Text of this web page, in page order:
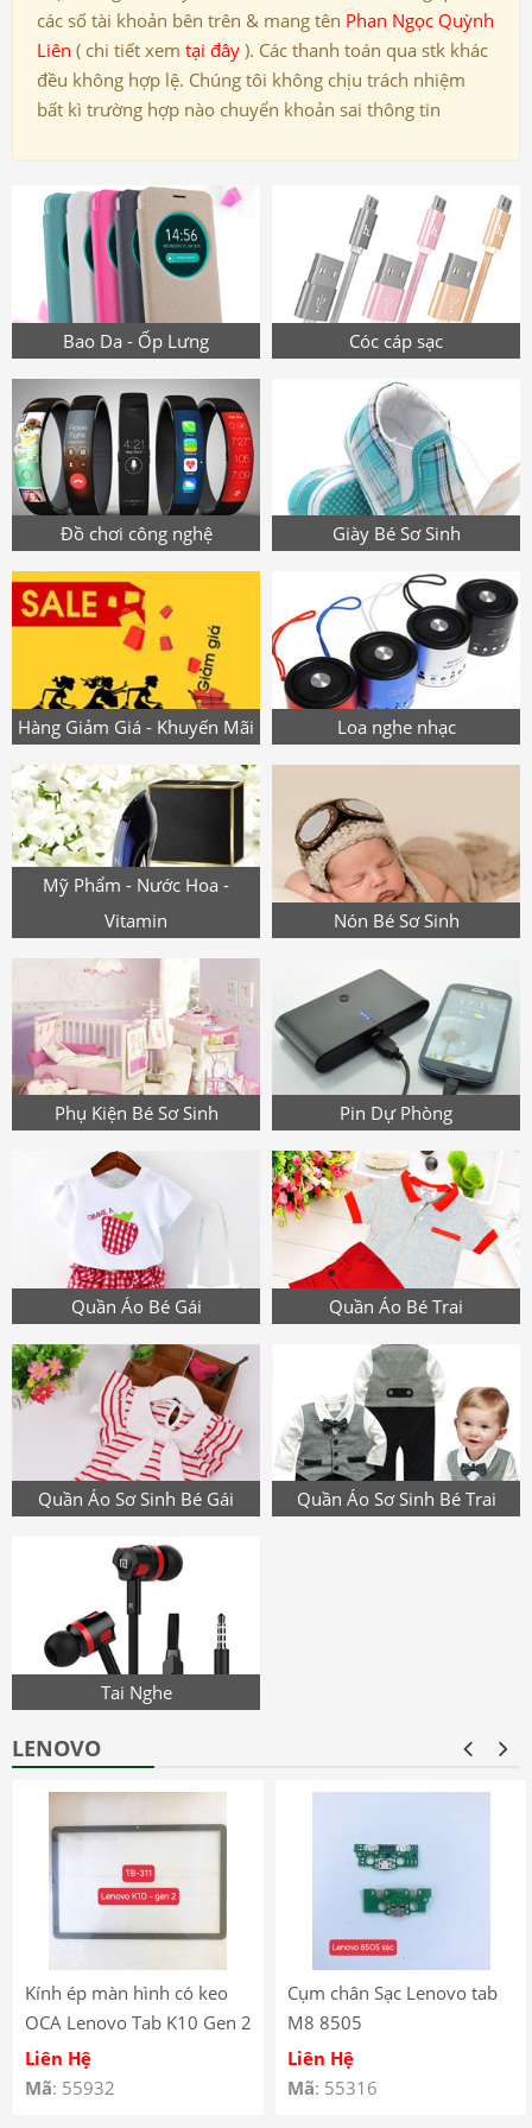
các số tài khoản bên trên & mang tên Phan Ngọc Quỳnh
Liên ( chi tiết xem tại đây ). Các thanh toán qua stk khác
đều không hợp lệ. Chúng tôi không chịu trách nhiệm
bất kì trường hợp nào chuyển khoản sai thông tin
Bao Da - Ốp Lưng Cóc cáp sạc
Đồ chơi công nghệ Giày Bé Sơ Sinh
Hàng Giảm Giá - Khuyến Mãi Loa nghe nhạc
Mỹ Phẩm - Nước Hoa -
Vitamin
Nón Bé Sơ Sinh
Phụ Kiện Bé Sơ Sinh Pin Dự Phòng
Quần Áo Bé Gái Quần Áo Bé Trai
Quần Áo Sơ Sinh Bé Gái Quần Áo Sơ Sinh Bé Trai
Tai Nghe
LENOVO
Kính ép màn hình có keo
OCA Lenovo Tab K10 Gen 2
(2025) – TB-311
Liên Hệ
Mã: 55932
Cụm chân Sạc Lenovo tab
M8 8505
Liên Hệ
Mã: 55316